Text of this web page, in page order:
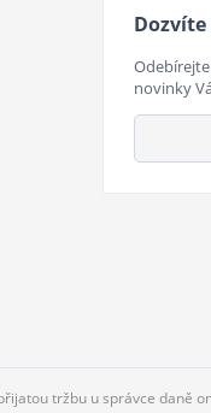
novinky
tržbu u správce daně